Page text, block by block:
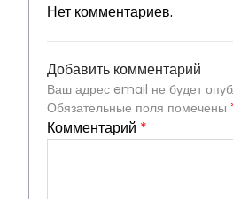
Нет комментариев.
Добавить комментарий
Ваш адрес email не будет
Обязательные поля помечены
Комментарий *